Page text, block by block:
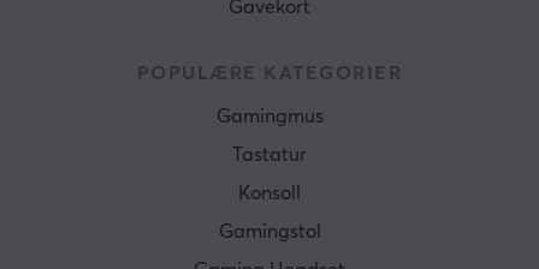
Gavekort
POPULÆRE KATEGORIER
Gamingmus
Tastatur
Konsoll
Gamingstol